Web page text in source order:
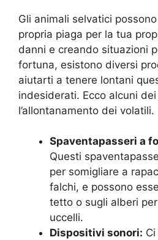
Gli animali selvatici
propria piaga per la tua
danni e creando situazioni
fortuna, esistono diversi
aiutarti a tenere lontani
indesiderati. Ecco alcuni
l’allontanamento dei volatili.
Spaventapasseri a
Questi
per somigliare a
falchi, e possono
tetto o sugli alberi
uccelli.
Dispositivi sonori: